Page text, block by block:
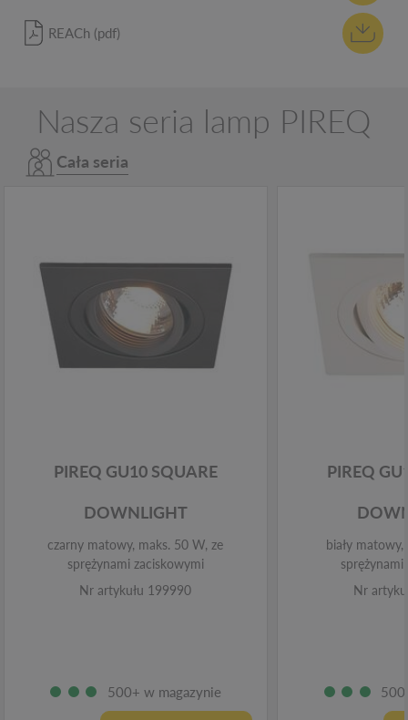
REACh (pdf)
Nasza seria lamp PIREQ
Cała seria
PIREQ GU10 SQUARE
DOWNLIGHT
czarny matowy, maks. 50 W, ze
sprężynami zaciskowymi
Nr artykułu 199990
500+ w magazynie
PIREQ
biały
Nr